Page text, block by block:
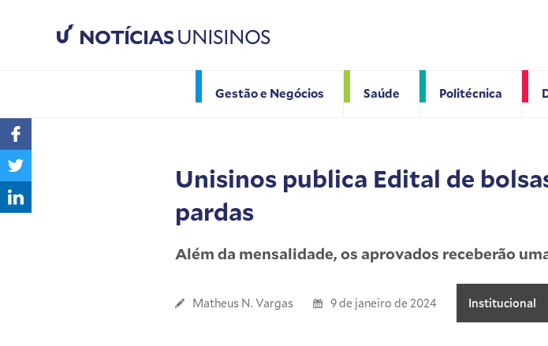
NOTÍCIASUNISINOS
Gestão e Negócios Saúde Politécnica
Unisinos publica Edital de
pardas
Além da mensalidade, os aprovados receberão
Matheus N. Vargas 9 de janeiro de 2024 Institucional